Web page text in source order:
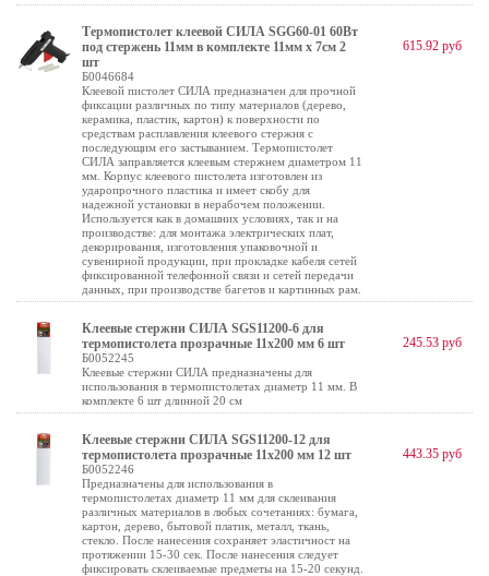
Термопистолет клеевой СИЛА SGG60-01 60Bт
под стержень 11мм в комплекте 11мм х 7cм 2
шт
Б0046684
Клеевой пистолет СИЛА предназначен для прочной
фиксации различных по типу материалов (дерево,
керамика, пластик, картон) к поверхности по
средствам расплавления клеевого стержня с
последующим его застыванием. Термопистолет
СИЛА заправляется клеевым стержнем диаметром 11
мм. Корпус клеевого пистолета изготовлен из
ударопрочного пластика и имеет скобу для
надежной установки в нерабочем положении.
Используется как в домашних условиях, так и на
производстве: для монтажа электрических плат,
декорирования, изготовления упаковочной и
сувенирной продукции, при прокладке кабеля сетей
фиксированной телефонной связи и сетей передачи
данных, при производстве багетов и картинных рам.
615.92 руб
Клеевые стержни СИЛА SGS11200-6 для
термопистолета прозрачные 11х200 мм 6 шт
Б0052245
Клеевые стержни СИЛА предназначены для
использования в термопистолетах диаметр 11 мм. В
комплекте 6 шт длинной 20 см
245.53 руб
Клеевые стержни СИЛА SGS11200-12 для
термопистолета прозрачные 11х200 мм 12 шт
Б0052246
Предназначены для использования в
термопистолетах диаметр 11 мм для склеивания
различных материалов в любых сочетаниях: бумага,
картон, дерево, бытовой платик, металл, ткань,
стекло. После нанесения сохраняет эластичност на
протяжении 15-30 сек. После нанесения следует
фиксировать склеиваемые предметы на 15-20 секунд.
443.35 руб